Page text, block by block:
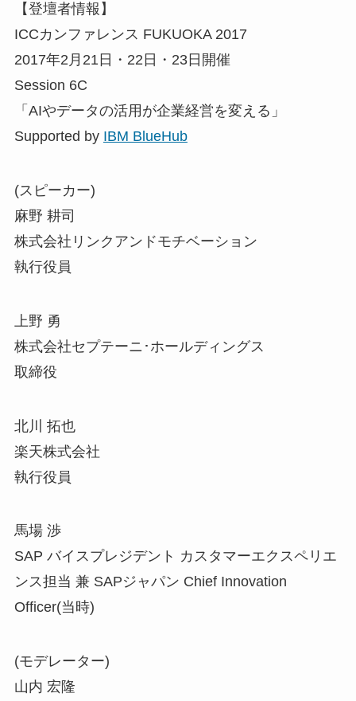
【登壇者情報】
ICCカンファレンス FUKUOKA 2017
2017年2月21日・22日・23日開催
Session 6C
「AIやデータの活用が企業経営を変える」
Supported by IBM BlueHub
(スピーカー)
麻野 耕司
株式会社リンクアンドモチベーション
執行役員
上野 勇
株式会社セプテーニ･ホールディングス
取締役
北川 拓也
楽天株式会社
執行役員
馬場 渉
SAP バイスプレジデント カスタマーエクスペリエ
ンス担当 兼 SAPジャパン Chief Innovation
Officer(当時)
(モデレーター)
山内 宏隆